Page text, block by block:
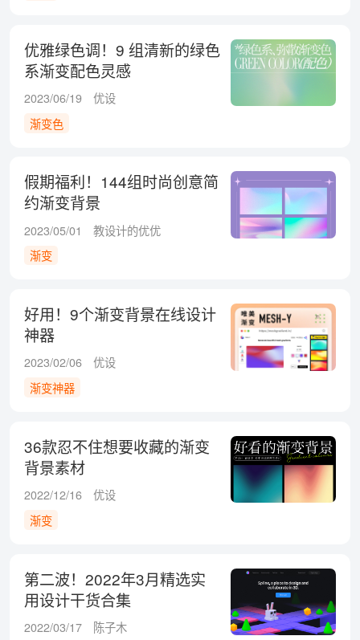
优雅绿色调！9 组清新的绿色
系渐变配色灵感
2023/06/19
优设
渐变色
假期福利！144组时尚创意简
约渐变背景
2023/05/01
教设计的优优
渐变
好用！9个渐变背景在线设计
神器
2023/02/06
优设
渐变神器
36款忍不住想要收藏的渐变
背景素材
2022/12/16
优设
渐变
第二波！2022年3月精选实
用设计干货合集
2022/03/17 陈子木